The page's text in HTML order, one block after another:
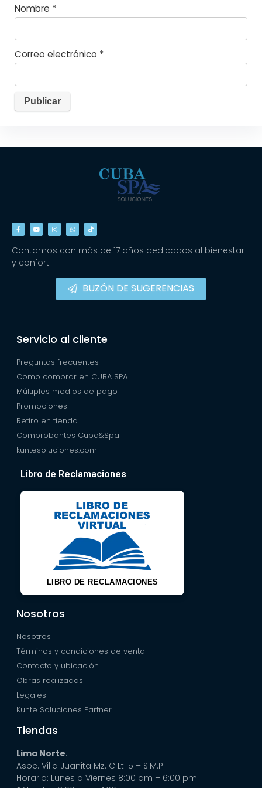
Nombre *
Correo electrónico *
Contamos con más de 17 años dedicados al bienestar
y confort.
BUZÓN DE SUGERENCIAS
Servicio al cliente
Preguntas frecuentes
Como comprar en CUBA SPA
Múltiples medios de pago
Promociones
Retiro en tienda
Comprobantes Cuba&Spa
kuntesoluciones.com
Libro de Reclamaciones
LIBRO DE RECLAMACIONES
Nosotros
Nosotros
Términos y condiciones de venta
Contacto y ubicación
Obras realizadas
Legales
Kunte Soluciones Partner
Tiendas
Lima Norte:
Asoc. Villa Juanita Mz. C Lt. 5 – S.M.P.
Horario: Lunes a Viernes 8:00 am – 6:00 pm